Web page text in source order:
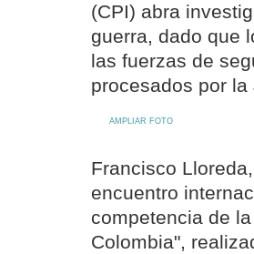
(CPI) abra
guerra, dado que
las fuerzas de
procesados por
AMPLIAR FOTO
Francisco
encuentro
competencia de
Colombia",